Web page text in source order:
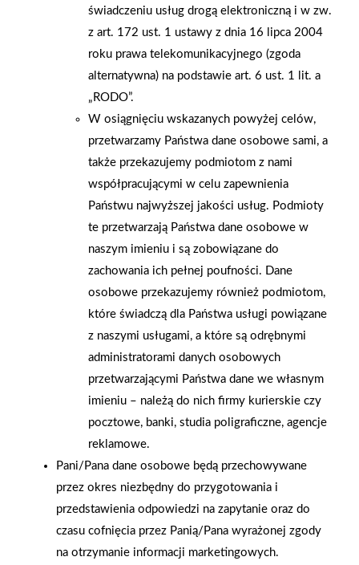
świadczeniu usług drogą elektroniczną i w zw.
z art. 172 ust. 1 ustawy z dnia 16 lipca 2004
roku prawa telekomunikacyjnego (zgoda
alternatywna) na podstawie art. 6 ust. 1 lit. a
„RODO”.
W osiągnięciu wskazanych powyżej celów,
przetwarzamy Państwa dane osobowe sami, a
także przekazujemy podmiotom z nami
współpracującymi w celu zapewnienia
Państwu najwyższej jakości usług. Podmioty
te przetwarzają Państwa dane osobowe w
naszym imieniu i są zobowiązane do
zachowania ich pełnej poufności. Dane
osobowe przekazujemy również podmiotom,
które świadczą dla Państwa usługi powiązane
z naszymi usługami, a które są odrębnymi
administratorami danych osobowych
przetwarzającymi Państwa dane we własnym
imieniu – należą do nich firmy kurierskie czy
pocztowe, banki, studia poligraficzne, agencje
reklamowe.
Pani/Pana dane osobowe będą przechowywane
przez okres niezbędny do przygotowania i
przedstawienia odpowiedzi na zapytanie oraz do
czasu cofnięcia przez Panią/Pana wyrażonej zgody
na otrzymanie informacji marketingowych.